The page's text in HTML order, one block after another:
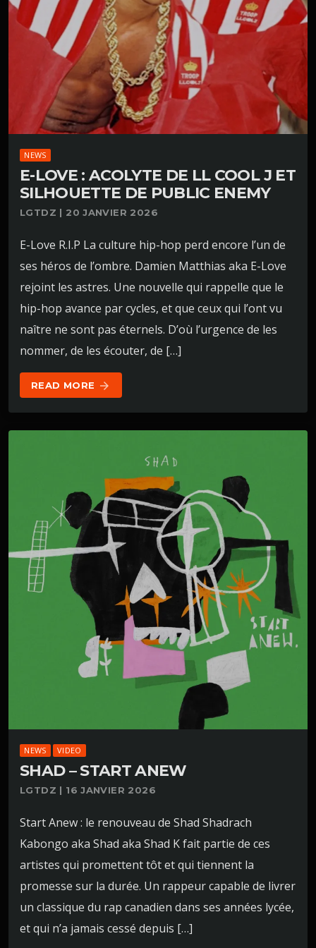
NEWS
E-LOVE : ACOLYTE DE LL COOL J ET
SILHOUETTE DE PUBLIC ENEMY
LGTDZ | 20 JANVIER 2026
E-Love R.I.P La culture hip-hop perd encore l’un de
ses héros de l’ombre. Damien Matthias aka E-Love
rejoint les astres. Une nouvelle qui rappelle que le
hip-hop avance par cycles, et que ceux qui l’ont vu
naître ne sont pas éternels. D’où l’urgence de les
nommer, de les écouter, de […]
READ MORE arrow_forward
NEWS VIDEO
SHAD – START ANEW
LGTDZ | 16 JANVIER 2026
Start Anew : le renouveau de Shad Shadrach
Kabongo aka Shad aka Shad K fait partie de ces
artistes qui promettent tôt et qui tiennent la
promesse sur la durée. Un rappeur capable de livrer
un classique du rap canadien dans ses années lycée,
et qui n’a jamais cessé depuis […]